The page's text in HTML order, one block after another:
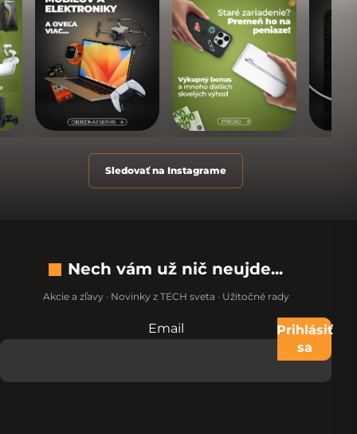
Sledovať na Instagrame
Nech vám už nič neujde...
Akcie a zľavy · Novinky z TECH sveta · Užitočné rady
Nevypĺňajte toto pole:
Email
Prihlásiť
sa